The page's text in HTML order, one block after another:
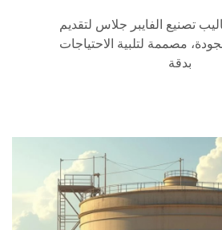
تصنيع الفايبر جلاس لتقديم
مصممة لتلبية الاحتياجات
بدقة